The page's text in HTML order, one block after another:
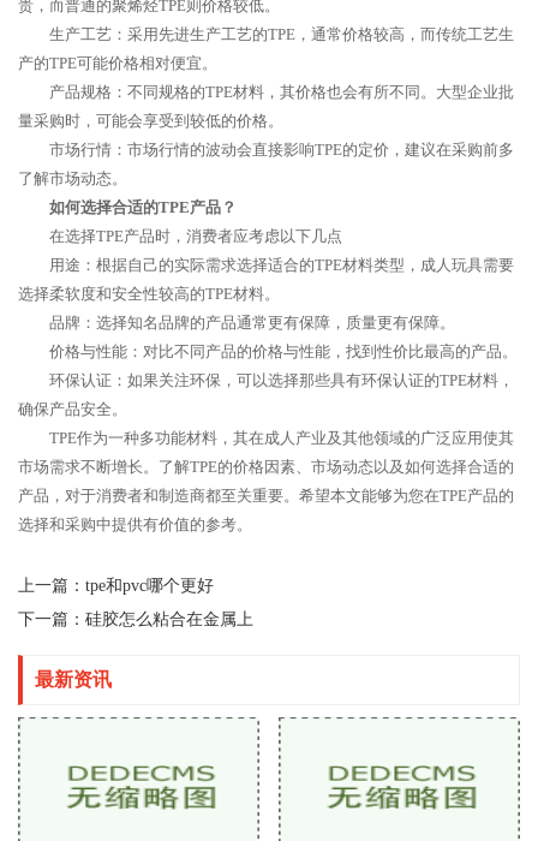
贵，而普通的聚烯烃TPE则价格较低。
生产工艺：采用先进生产工艺的TPE，通常价格较高，而传统工艺生
产的TPE可能价格相对便宜。
产品规格：不同规格的TPE材料，其价格也会有所不同。大型企业批
量采购时，可能会享受到较低的价格。
市场行情：市场行情的波动会直接影响TPE的定价，建议在采购前多
了解市场动态。
如何选择合适的TPE产品？
在选择TPE产品时，消费者应考虑以下几点
用途：根据自己的实际需求选择适合的TPE材料类型，成人玩具需要
选择柔软度和安全性较高的TPE材料。
品牌：选择知名品牌的产品通常更有保障，质量更有保障。
价格与性能：对比不同产品的价格与性能，找到性价比最高的产品。
环保认证：如果关注环保，可以选择那些具有环保认证的TPE材料，
确保产品安全。
TPE作为一种多功能材料，其在成人产业及其他领域的广泛应用使其
市场需求不断增长。了解TPE的价格因素、市场动态以及如何选择合适的
产品，对于消费者和制造商都至关重要。希望本文能够为您在TPE产品的
选择和采购中提供有价值的参考。
上一篇： tpe和pvc哪个更好
下一篇： 硅胶怎么粘合在金属上
最新资讯